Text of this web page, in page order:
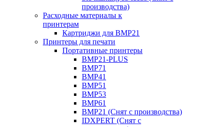
производства)
Расходные материалы к
принтерам
Картриджи для BMP21
Принтеры для печати
Портативные принтеры
BMP21-PLUS
BMP71
BMP41
BMP51
BMP53
BMP61
BMP21 (Снят с производства)
IDXPERT (Снят с